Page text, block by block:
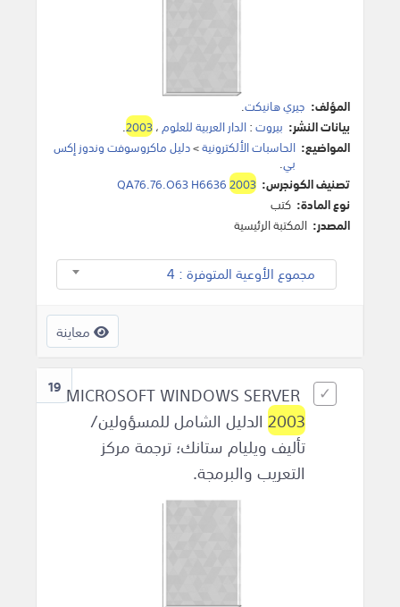
المؤلف: جيري هانيكت.
بيانات النشر: بيروت:الدار العربية للعلوم،2003
.
المواضيع: الحاسبات الألكترونية>دليل ماكروسوفت وندوز إكس
بي.
تصنيف الكونجرس:
QA76.76.O63 H66362003
نوع المادة: كتب
المصدر: المكتبة الرئيسية
مجموع الأوعية المتوفرة : 4
معاينة
19
2003 الدليل الشامل للمسؤولين/
تأليف ويليام ستانك؛ ترجمة مركز
التعريب والبرمجة.